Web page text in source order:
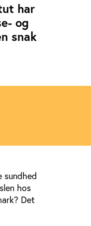
har
og
snak
sundhed
hos
Det